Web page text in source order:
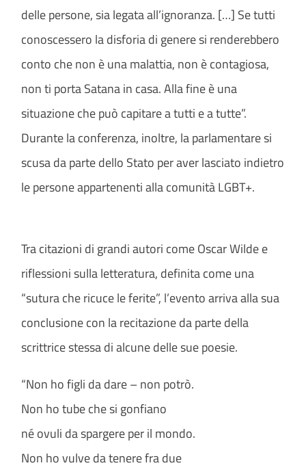
delle persone, sia legata all’ignoranza. […] Se tutti
conoscessero la disforia di genere si renderebbero
conto che non è una malattia, non è contagiosa,
non ti porta Satana in casa. Alla fine è una
situazione che può capitare a tutti e a tutte”.
Durante la conferenza, inoltre, la parlamentare si
scusa da parte dello Stato per aver lasciato indietro
le persone appartenenti alla comunità LGBT+.
Tra citazioni di grandi autori come Oscar Wilde e
riflessioni sulla letteratura, definita come una
“sutura che ricuce le ferite”, l’evento arriva alla sua
conclusione con la recitazione da parte della
scrittrice stessa di alcune delle sue poesie.
“Non ho figli da dare – non potrò.
Non ho tube che si gonfiano
né ovuli da spargere per il mondo.
Non ho vulve da tenere fra due